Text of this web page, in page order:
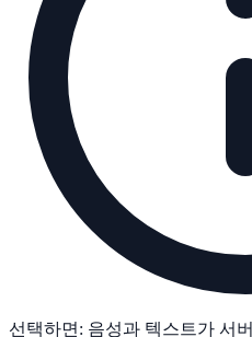
선택하면: 음성과 텍스트가 서